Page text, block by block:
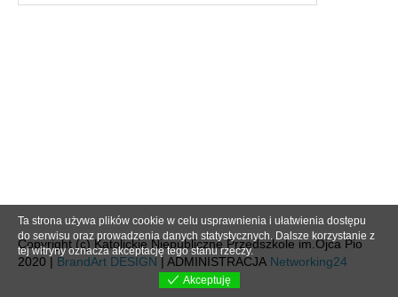
Copyright (c) Katolickie Niepubliczne Przedszkole im.Ojca Pio
2020 | BrandArt DESIGN | ADMINISTRACJA Networking24
Ta strona używa plików cookie w celu usprawnienia i ułatwienia dostępu
do serwisu oraz prowadzenia danych statystycznych. Dalsze korzystanie z
tej witryny oznacza akceptację tego stanu rzeczy.
Akceptuję